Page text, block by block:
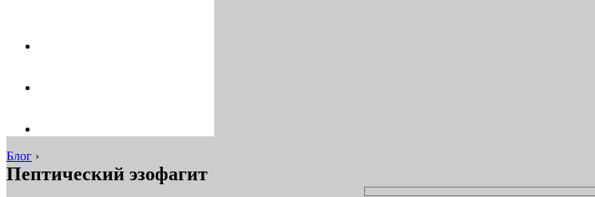
Блог ›
Пептический эзофагит